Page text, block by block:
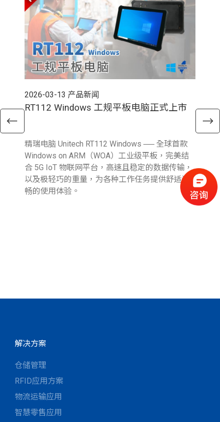
2026-03-13 产品新闻
RT112 Windows 工规平板电脑正式上市
精瑞电脑 Unitech RT112 Windows ── 全球首款
Windows on ARM（WOA）工业级平板，完美结
合 5G IoT 物联网平台，高速且稳定的数据传输，
以及极轻巧的重量，为各种工作任务提供舒适流
畅的使用体验。
Fi
输
解决方案
仓储管理
RFID应用方案
物流运输应用
智慧零售应用